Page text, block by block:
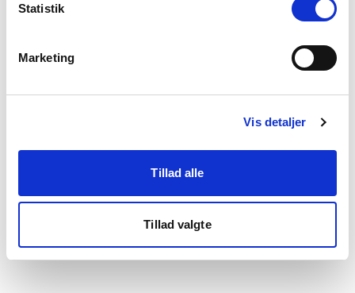
Statistik
Marketing
Vis detaljer
Tillad alle
Tillad valgte